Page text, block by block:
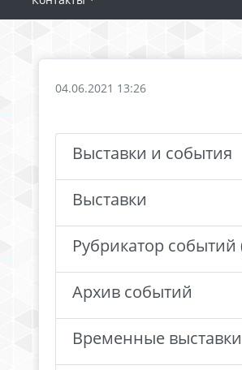
04.06.2021 13:26
Выставки и события
Выставки
Рубрикатор
Архив событий
Временные выставки